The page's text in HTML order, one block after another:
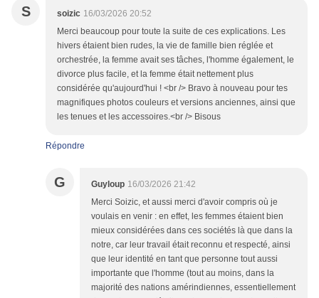
S soizic 16/03/2026 20:52
Merci beaucoup pour toute la suite de ces explications. Les
hivers étaient bien rudes, la vie de famille bien réglée et
orchestrée, la femme avait ses tâches, l'homme également, le
divorce plus facile, et la femme était nettement plus
considérée qu'aujourd'hui ! <br /> Bravo à nouveau pour tes
magnifiques photos couleurs et versions anciennes, ainsi que
les tenues et les accessoires.<br /> Bisous
Répondre
G Guyloup 16/03/2026 21:42
Merci Soizic, et aussi merci d'avoir compris où je
voulais en venir : en effet, les femmes étaient bien
mieux considérées dans ces sociétés là que dans la
notre, car leur travail était reconnu et respecté, ainsi
que leur identité en tant que personne tout aussi
importante que l'homme (tout au moins, dans la
majorité des nations amérindiennes, essentiellement